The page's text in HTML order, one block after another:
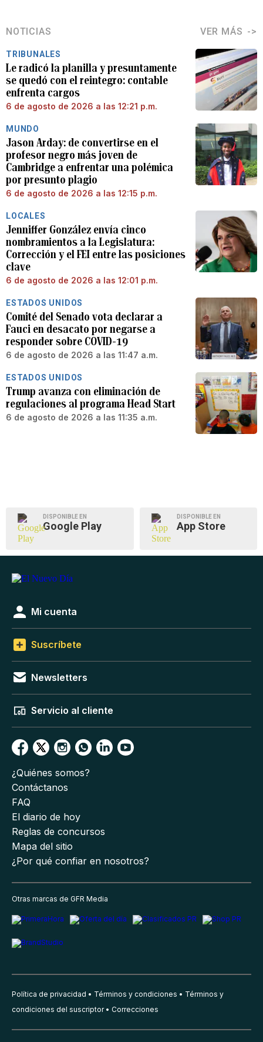
NOTICIAS VER MÁS
TRIBUNALES
Le radicó la planilla y presuntamente
se quedó con el reintegro: contable
enfrenta cargos
6 de agosto de 2026 a las 12:21 p.m.
MUNDO
Jason Arday: de convertirse en el
profesor negro más joven de
Cambridge a enfrentar una polémica
por presunto plagio
6 de agosto de 2026 a las 12:15 p.m.
LOCALES
Jenniffer González envía cinco
nombramientos a la Legislatura:
Corrección y el FEI entre las posiciones
clave
6 de agosto de 2026 a las 12:01 p.m.
ESTADOS UNIDOS
Comité del Senado vota declarar a
Fauci en desacato por negarse a
responder sobre COVID-19
6 de agosto de 2026 a las 11:47 a.m.
ESTADOS UNIDOS
Trump avanza con eliminación de
regulaciones al programa Head Start
6 de agosto de 2026 a las 11:35 a.m.
DISPONIBLE EN
Google Play
DISPONIBLE EN
App Store
Mi cuenta
Suscríbete
Newsletters
Servicio al cliente
¿Quiénes somos?
Contáctanos
FAQ
El diario de hoy
Reglas de concursos
Mapa del sitio
¿Por qué confiar en nosotros?
Otras marcas de GFR Media
Política de privacidad Términos y condiciones
Términos y
condiciones del suscriptor
Correcciones